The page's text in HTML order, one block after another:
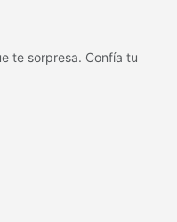
te sorpresa. Confía tu